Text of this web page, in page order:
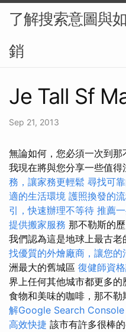
了解搜索意圖與
銷
Je Tall Sf
Sep 21, 2013
無論如何，您必須一次到那
我現在將與您分享一些值得
務，讓家務更輕鬆 尋找可
適的生活環境 護照換發的
引，快速辦理不等待 推薦
提供搬家服務 那不勒斯的
我們認為這是地球上最古老
找優質的外燴廠商，讓您的
洲最大的舊城區 復健師資
界上任何其他城市都更多
食物和美味的咖啡，那不勒
解Google Search Console
高效快捷 該市有許多很棒